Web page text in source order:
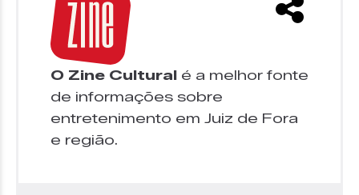
O Zine Cultural é a melhor fonte
de informações sobre
entretenimento em Juiz de Fora
e região.